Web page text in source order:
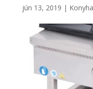
jún 13, 2019 |